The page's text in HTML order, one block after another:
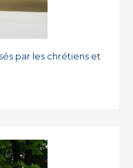
par les chrétiens et